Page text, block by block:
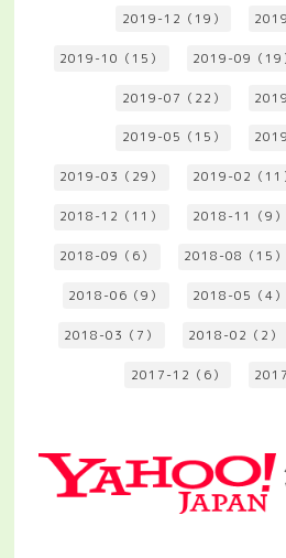
2019-12（19）
2019-10（15） 2019-09（19
2019-07（22）
2019-05（15）
2019-03（29） 2019-02（11
2018-12（11） 2018-11（9）
2018-09（6） 2018-08（15）
2018-06（9） 2018-05（4）
2018-03（7） 2018-02（2）
2017-12（6）